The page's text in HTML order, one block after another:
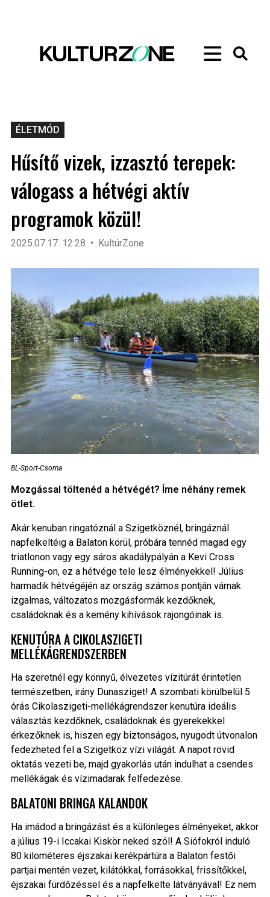
ÉLETMÓD
Hűsítő vizek, izzasztó terepek:
válogass a hétvégi aktív
programok közül!
2025.07.17. 12:28 KultúrZone
BL-Sport-Csorna
Mozgással töltenéd a hétvégét? Íme néhány remek
ötlet.
Akár kenuban ringatóznál a Szigetköznél, bringáznál
napfelkeltéig a Balaton körül, próbára tennéd magad egy
triatlonon vagy egy sáros akadálypályán a Kevi Cross
Running-on, ez a hétvége tele lesz élményekkel! Július
harmadik hétvégéjén az ország számos pontján várnak
izgalmas, változatos mozgásformák kezdőknek,
családoknak és a kemény kihívások rajongóinak is.
KENUTÚRA A CIKOLASZIGETI
MELLÉKÁGRENDSZERBEN
Ha szeretnél egy könnyű, élvezetes vízitúrát érintetlen
természetben, irány Dunasziget! A szombati körülbelül 5
órás Cikolaszigeti-mellékágrendszer kenutúra ideális
választás kezdőknek, családoknak és gyerekekkel
érkezőknek is, hiszen egy biztonságos, nyugodt útvonalon
fedezheted fel a Szigetköz vízi világát. A napot rövid
oktatás vezeti be, majd gyakorlás után indulhat a csendes
mellékágak és vízimadarak felfedezése.
BALATONI BRINGA KALANDOK
Ha imádod a bringázást és a különleges élményeket, akkor
a július 19-i Iccakai Kiskör neked szól! A Siófokról induló
80 kilométeres éjszakai kerékpártúra a Balaton festői
partjai mentén vezet, kilátókkal, forrásokkal, frissítőkkel,
éjszakai fürdőzéssel és a napfelkelte látványával! Ez nem